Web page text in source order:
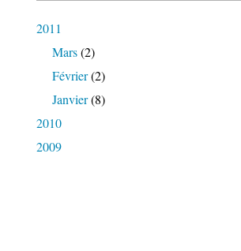
2011
Mars(2)
Février(2)
Janvier(8)
2010
2009